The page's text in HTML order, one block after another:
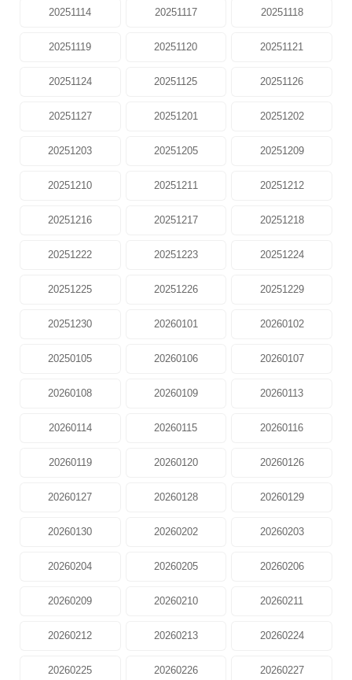
20251114 20251117 20251118
20251119 20251120 20251121
20251124 20251125 20251126
20251127 20251201 20251202
20251203 20251205 20251209
20251210 20251211 20251212
20251216 20251217 20251218
20251222 20251223 20251224
20251225 20251226 20251229
20251230 20260101 20260102
20250105 20260106 20260107
20260108 20260109 20260113
20260114 20260115 20260116
20260119 20260120 20260126
20260127 20260128 20260129
20260130 20260202 20260203
20260204 20260205 20260206
20260209 20260210 20260211
20260212 20260213 20260224
20260225 20260226 20260227